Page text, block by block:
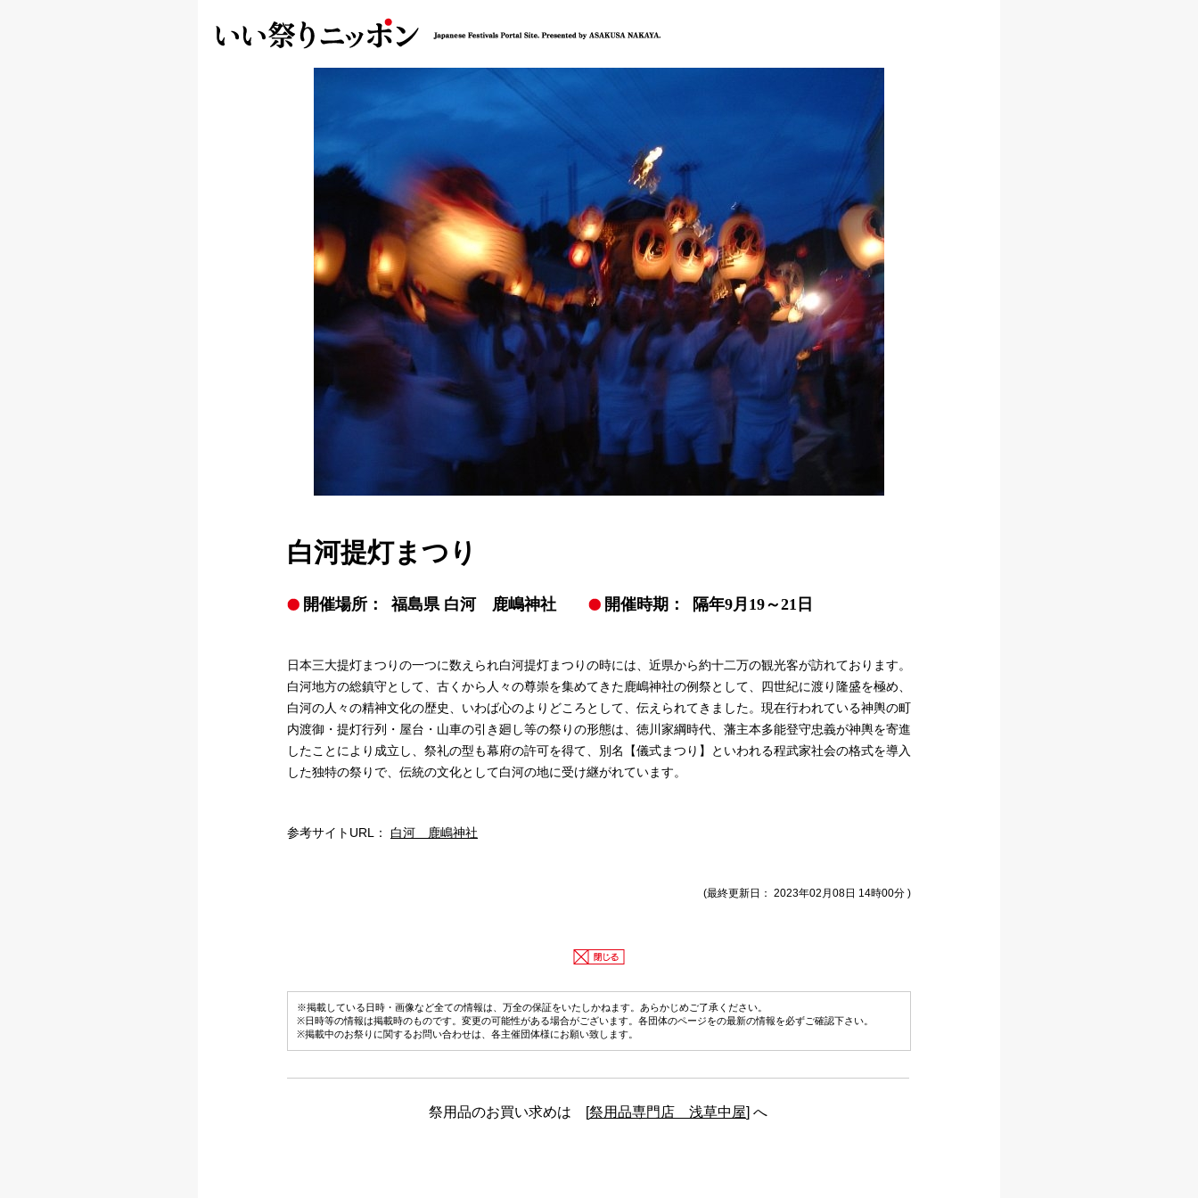
白河提灯まつり
開催場所： 福島県 白河 鹿嶋神社 開催時期： 隔年9月19～21日
日本三大提灯まつりの一つに数えられ白河提灯まつりの時には、近県から約十二万の観光客が訪れております。
白河地方の総鎮守として、古くから人々の尊崇を集めてきた鹿嶋神社の例祭として、四世紀に渡り隆盛を極め、
白河の人々の精神文化の歴史、いわば心のよりどころとして、伝えられてきました。現在行われている神輿の町
内渡御・提灯行列・屋台・山車の引き廻し等の祭りの形態は、徳川家綱時代、藩主本多能登守忠義が神輿を寄進
したことにより成立し、祭礼の型も幕府の許可を得て、別名【儀式まつり】といわれる程武家社会の格式を導入
した独特の祭りで、伝統の文化として白河の地に受け継がれています。
参考サイトURL： 白河 鹿嶋神社
(最終更新日： 2023年02月08日 14時00分 )
※掲載している日時・画像など全ての情報は、万全の保証をいたしかねます。あらかじめご了承ください。
※日時等の情報は掲載時のものです。変更の可能性がある場合がございます。各団体のページをの最新の情報を必ずご確認下さい。
※掲載中のお祭りに関するお問い合わせは、各主催団体様にお願い致します。
祭用品のお買い求めは [祭用品専門店 浅草中屋] へ